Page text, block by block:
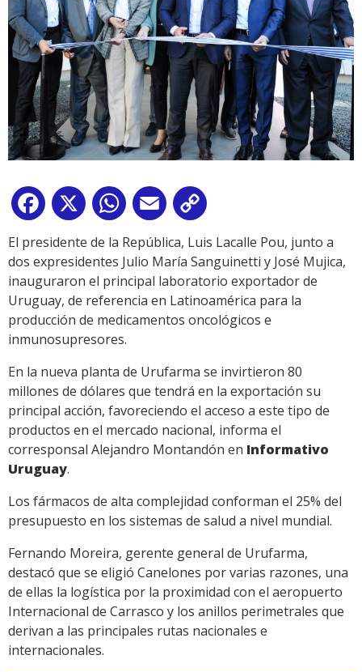
Facebook
X WhatsApp
Email
Link
El presidente de la República, Luis Lacalle Pou, junto a
dos expresidentes Julio María Sanguinetti y José Mujica,
inauguraron el principal laboratorio exportador de
Uruguay, de referencia en Latinoamérica para la
producción de medicamentos oncológicos e
inmunosupresores.
En la nueva planta de Urufarma se invirtieron 80
millones de dólares que tendrá en la exportación su
principal acción, favoreciendo el acceso a este tipo de
productos en el mercado nacional, informa el
corresponsal Alejandro Montandón en Informativo
Uruguay.
Los fármacos de alta complejidad conforman el 25% del
presupuesto en los sistemas de salud a nivel mundial.
Fernando Moreira, gerente general de Urufarma,
destacó que se eligió Canelones por varias razones, una
de ellas la logística por la proximidad con el aeropuerto
Internacional de Carrasco y los anillos perimetrales que
derivan a las principales rutas nacionales e
internacionales.